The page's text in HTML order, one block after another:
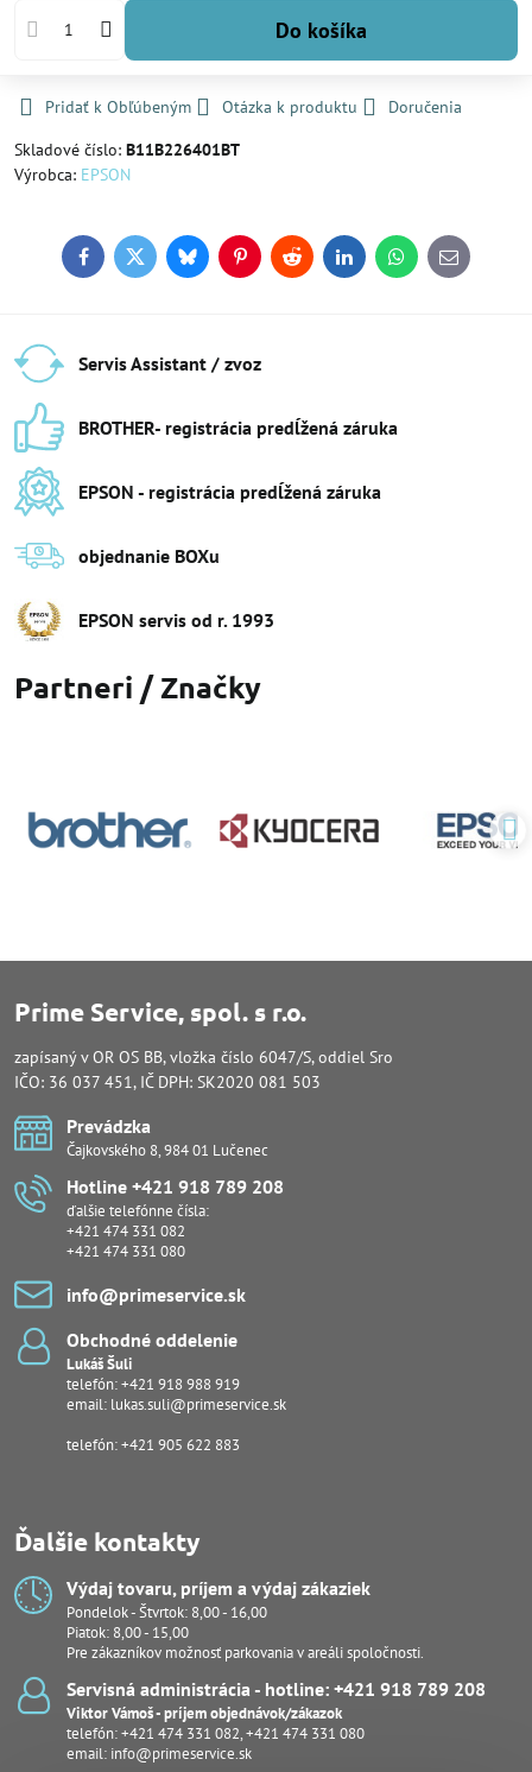
Do košíka
Pridať k Obľúbeným Otázka k produktu
Doručenia
Skladové číslo: B11B226401BT
Výrobca: EPSON
FacebookTwitterBlueskyPinterestReddit LinkedInWhatsApp
E-
mail
Servis Assistant / zvoz
BROTHER- registrácia predĺžená záruka
EPSON - registrácia predĺžená záruka
objednanie BOXu
EPSON servis od r​. 1993
Partneri / Značky
Prime Service, spol. s r.o.
zapísaný v OR OS BB, vložka číslo 6047/S, oddiel Sro
IČO: 36 037 451, IČ DPH: SK2020 081 503
Prevádzka
Čajkovského 8, 984 01 Lučenec
Hotline +421 918 789 208
ďalšie telefónne čísla:
+421 474 331 082
+421 474 331 080
info​@primeservice​.sk
Obchodné oddelenie
Lukáš Šuli
telefón:+421 918 988 919
email: lukas.suli@primeservice.sk
telefón: +421 905 622 883
Ďalšie kontakty
Výdaj tovaru, príjem a výdaj zákaziek
Pondelok - Štvrtok: 8,00 - 16,00
Piatok: 8,00 - 15,00
Pre zákazníkov možnosť parkovania v areáli spoločnosti.
Servisná administrácia - hotline: +421 918 789 208
Viktor Vámoš - príjem objednávok/zákazok
telefón:+421 474 331 082,+421 474 331 080
email: info@primeservice.sk